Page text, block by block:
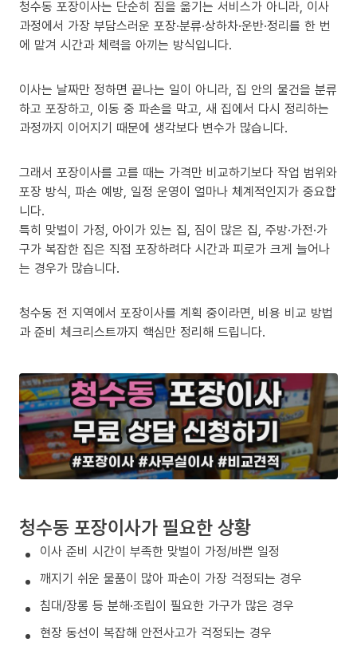
청수동 포장이사는 단순히 짐을 옮기는 서비스가 아니라, 이사
과정에서 가장 부담스러운 포장·분류·상하차·운반·정리를 한 번
에 맡겨 시간과 체력을 아끼는 방식입니다.
이사는 날짜만 정하면 끝나는 일이 아니라, 집 안의 물건을 분류
하고 포장하고, 이동 중 파손을 막고, 새 집에서 다시 정리하는
과정까지 이어지기 때문에 생각보다 변수가 많습니다.
그래서 포장이사를 고를 때는 가격만 비교하기보다 작업 범위와
포장 방식, 파손 예방, 일정 운영이 얼마나 체계적인지가 중요합
니다.
특히 맞벌이 가정, 아이가 있는 집, 짐이 많은 집, 주방·가전·가
구가 복잡한 집은 직접 포장하려다 시간과 피로가 크게 늘어나
는 경우가 많습니다.
청수동 전 지역에서 포장이사를 계획 중이라면, 비용 비교 방법
과 준비 체크리스트까지 핵심만 정리해 드립니다.
청수동 포장이사가 필요한 상황
이사 준비 시간이 부족한 맞벌이 가정/바쁜 일정
깨지기 쉬운 물품이 많아 파손이 가장 걱정되는 경우
침대/장롱 등 분해·조립이 필요한 가구가 많은 경우
현장 동선이 복잡해 안전사고가 걱정되는 경우